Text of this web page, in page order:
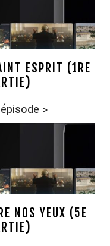
ESPRIT (1RE
>
NOS YEUX (5E